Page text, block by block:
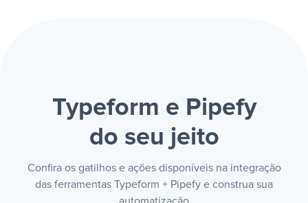
Typeform e Pipefy
do seu jeito
Confira os gatilhos e ações disponíveis na integração
das ferramentas Typeform + Pipefy e construa sua